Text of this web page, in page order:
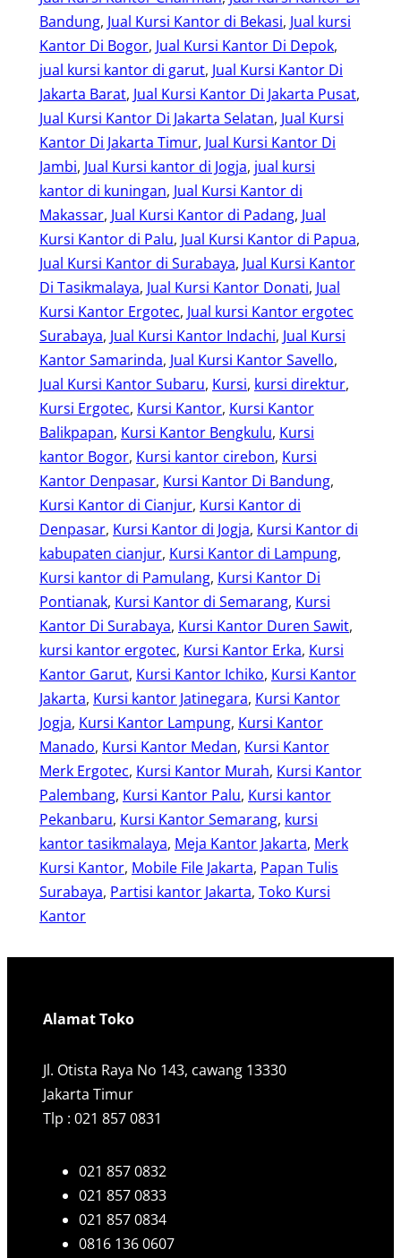
Bandung, Jual Kursi Kantor di Bekasi, Jual kursi
Kantor Di Bogor, Jual Kursi Kantor Di Depok
jual kursi kantor di garut, Jual Kursi Kantor Di
Jakarta Barat, Jual Kursi Kantor Di Jakarta Pusat
Jual Kursi Kantor Di Jakarta Selatan, Jual Kursi
Kantor Di Jakarta Timur, Jual Kursi Kantor Di
Jambi, Jual Kursi kantor di Jogja, jual kursi
kantor di kuningan, Jual Kursi Kantor di
Makassar, Jual Kursi Kantor di Padang, Jual
Kursi Kantor di Palu, Jual Kursi Kantor di Papua
Jual Kursi Kantor di Surabaya, Jual Kursi Kantor
Di Tasikmalaya, Jual Kursi Kantor Donati, Jual
Kursi Kantor Ergotec, Jual kursi Kantor ergotec
Surabaya, Jual Kursi Kantor Indachi, Jual Kursi
Kantor Samarinda, Jual Kursi Kantor Savello
Jual Kursi Kantor Subaru, Kursi, kursi direktur
Kursi Ergotec, Kursi Kantor, Kursi Kantor
Balikpapan, Kursi Kantor Bengkulu, Kursi
kantor Bogor, Kursi kantor cirebon, Kursi
Kantor Denpasar, Kursi Kantor Di Bandung
Kursi Kantor di Cianjur, Kursi Kantor di
Denpasar, Kursi Kantor di Jogja, Kursi Kantor di
kabupaten cianjur, Kursi Kantor di Lampung
Kursi kantor di Pamulang, Kursi Kantor Di
Pontianak, Kursi Kantor di Semarang, Kursi
Kantor Di Surabaya, Kursi Kantor Duren Sawit
kursi kantor ergotec, Kursi Kantor Erka, Kursi
Kantor Garut, Kursi Kantor Ichiko, Kursi Kantor
Jakarta, Kursi kantor Jatinegara, Kursi Kantor
Jogja, Kursi Kantor Lampung, Kursi Kantor
Manado, Kursi Kantor Medan, Kursi Kantor
Merk Ergotec, Kursi Kantor Murah, Kursi Kantor
Palembang, Kursi Kantor Palu, Kursi kantor
Pekanbaru, Kursi Kantor Semarang, kursi
kantor tasikmalaya, Meja Kantor Jakarta, Merk
Kursi Kantor, Mobile File Jakarta, Papan Tulis
Surabaya, Partisi kantor Jakarta, Toko Kursi
Kantor
Alamat Toko
Jl. Otista Raya No 143, cawang 13330
Jakarta Timur
Tlp : 021 857 0831
021 857 0832
021 857 0833
021 857 0834
0816 136 0607